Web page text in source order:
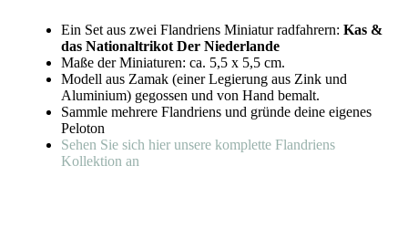
Ein Set aus zwei Flandriens Miniatur radfahrern: Kas &
das Nationaltrikot Der Niederlande
Maße der Miniaturen: ca. 5,5 x 5,5 cm.
Modell aus Zamak (einer Legierung aus Zink und
Aluminium) gegossen und von Hand bemalt.
Sammle mehrere Flandriens und gründe deine eigenes
Peloton
Sehen Sie sich hier unsere komplette Flandriens
Kollektion an